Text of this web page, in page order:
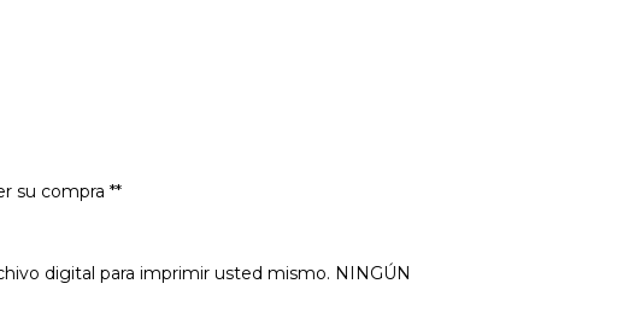
su compra **
digital para imprimir usted mismo. NINGÚN